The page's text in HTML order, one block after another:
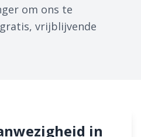
om ons te
vrijblijvende
in